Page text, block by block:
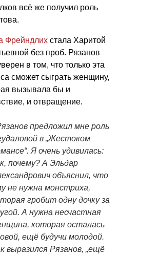
всё же получил роль
Фрейндлих стала Харитой
без проб. Рязанов
в том, что только эта
сможет сыграть женщину,
вызывала бы и
и отвращение.
предложил мне роль
в „Жестоком
Я очень удивилась:
почему? А Эльдар
объяснил, что
не нужна монстриха,
гробит одну дочку за
А нужна несчастная
которая осталась
ещё будучи молодой.
выразился Рязанов, „ещё